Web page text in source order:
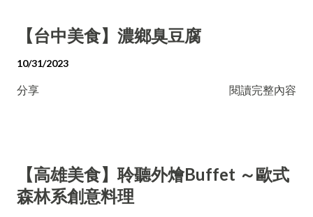
【台中美食】濃鄉臭豆腐
10/31/2023
分享 閱讀完整內容
【高雄美食】聆聽外燴Buffet ～歐式
森林系創意料理